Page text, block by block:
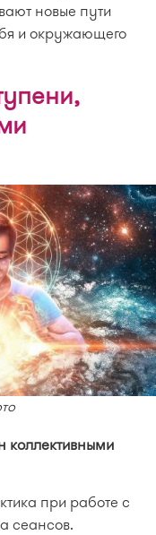
новые пути
и окружающего
коллективными
при работе с
сеансов.